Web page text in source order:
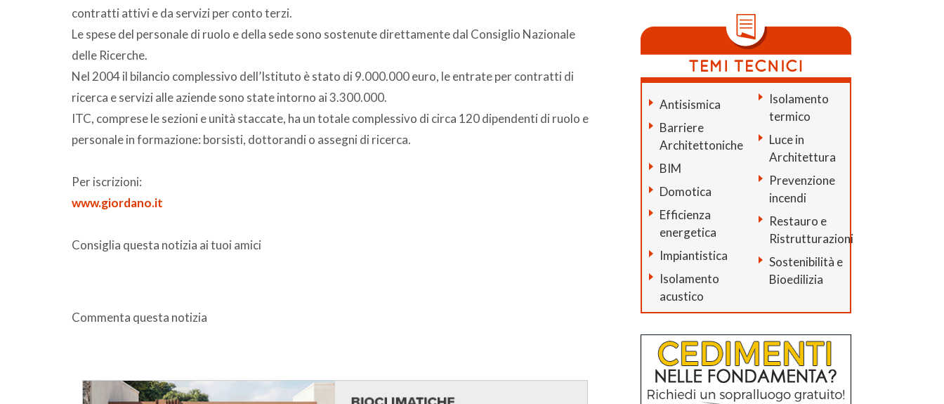
contratti attivi e da servizi per conto terzi.
Le spese del personale di ruolo e della sede sono sostenute direttamente dal Consiglio Nazionale
delle Ricerche.
Nel 2004 il bilancio complessivo dell’Istituto è stato di 9.000.000 euro, le entrate per contratti di
ricerca e servizi alle aziende sono state intorno ai 3.300.000.
ITC, comprese le sezioni e unità staccate, ha un totale complessivo di circa 120 dipendenti di ruolo e
personale in formazione: borsisti, dottorandi o assegni di ricerca.
Per iscrizioni:
www.giordano.it
Consiglia questa notizia ai tuoi amici
Commenta questa notizia
Antisismica
Barriere
Architettoniche
BIM
Domotica
Efficienza
energetica
Impiantistica
Isolamento
acustico
Isolamento
termico
Luce in
Architettura
Prevenzione
incendi
Restauro e
Ristrutturazioni
Sostenibilità e
Bioedilizia